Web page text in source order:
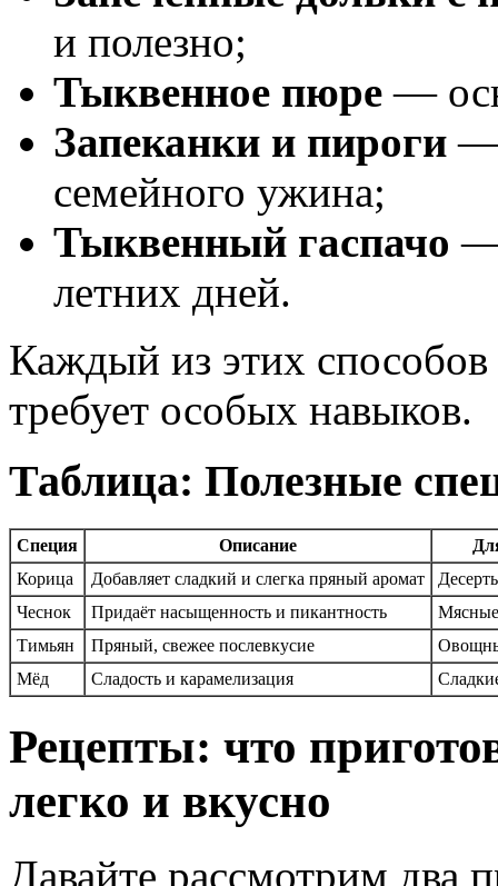
и полезно;
Тыквенное пюре —
Запеканки и пироги —
семейного ужина;
Тыквенный гаспачо —
летних дней.
Каждый из этих
требует особых навыков.
Таблица: Полезные
Специя Описание
Корица
Добавляет сладкий и слегка пряный аромат
Чеснок
Придаёт насыщенность и пикантность
Тимьян
Пряный, свежее послевкусие
Мёд
Сладость и карамелизация
Рецепты: что
легко и вкусно
Давайте рассмотрим два